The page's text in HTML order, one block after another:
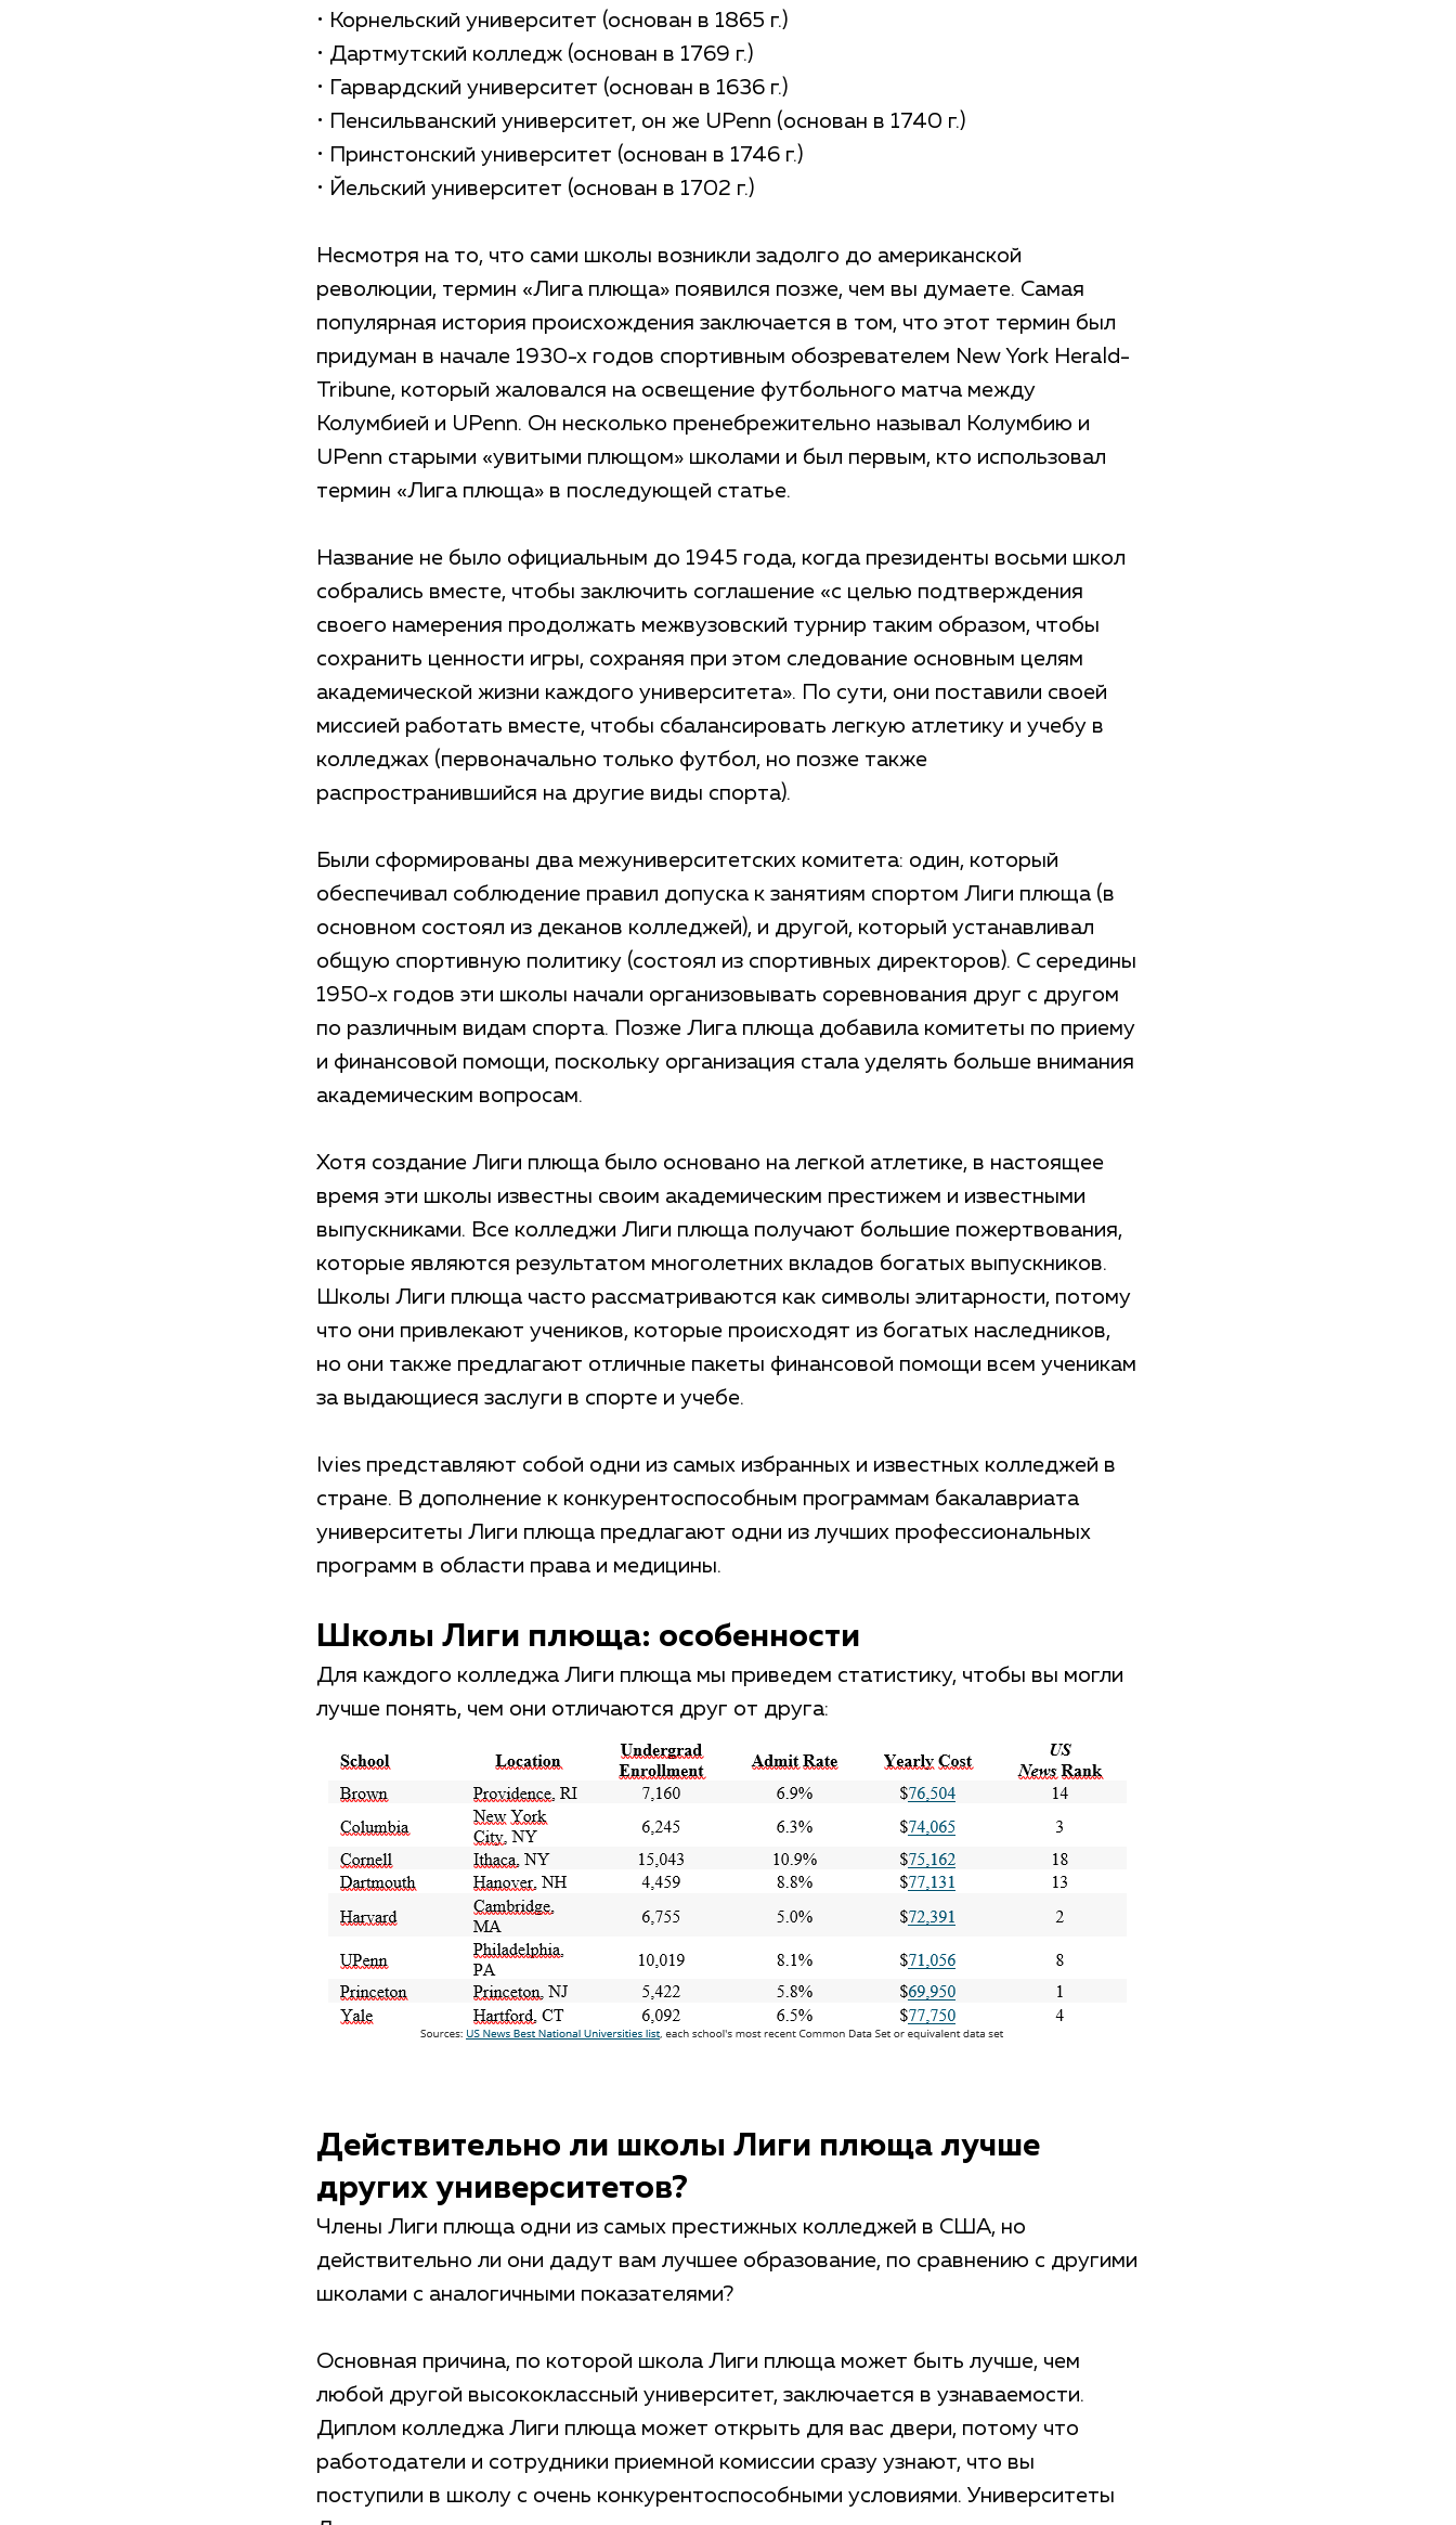
• Корнельский университет (основан в 1865 г.)
• Дартмутский колледж (основан в 1769 г.)
• Гарвардский университет (основан в 1636 г.)
• Пенсильванский университет, он же UPenn (основан в 1740 г.)
• Принстонский университет (основан в 1746 г.)
• Йельский университет (основан в 1702 г.)
Несмотря на то, что сами школы возникли задолго до американской
революции, термин «Лига плюща» появился позже, чем вы думаете. Самая
популярная история происхождения заключается в том, что этот термин был
придуман в начале 1930-х годов спортивным обозревателем New York Herald-
Tribune, который жаловался на освещение футбольного матча между
Колумбией и UPenn. Он несколько пренебрежительно называл Колумбию и
UPenn старыми «увитыми плющом» школами и был первым, кто использовал
термин «Лига плюща» в последующей статье.
Название не было официальным до 1945 года, когда президенты восьми школ
собрались вместе, чтобы заключить соглашение «с целью подтверждения
своего намерения продолжать межвузовский турнир таким образом, чтобы
сохранить ценности игры, сохраняя при этом следование основным целям
академической жизни каждого университета». По сути, они поставили своей
миссией работать вместе, чтобы сбалансировать легкую атлетику и учебу в
колледжах (первоначально только футбол, но позже также
распространившийся на другие виды спорта).
Были сформированы два межуниверситетских комитета: один, который
обеспечивал соблюдение правил допуска к занятиям спортом Лиги плюща (в
основном состоял из деканов колледжей), и другой, который устанавливал
общую спортивную политику (состоял из спортивных директоров). С середины
1950-х годов эти школы начали организовывать соревнования друг с другом
по различным видам спорта. Позже Лига плюща добавила комитеты по приему
и финансовой помощи, поскольку организация стала уделять больше внимания
академическим вопросам.
Хотя создание Лиги плюща было основано на легкой атлетике, в настоящее
время эти школы известны своим академическим престижем и известными
выпускниками. Все колледжи Лиги плюща получают большие пожертвования,
которые являются результатом многолетних вкладов богатых выпускников.
Школы Лиги плюща часто рассматриваются как символы элитарности, потому
что они привлекают учеников, которые происходят из богатых наследников,
но они также предлагают отличные пакеты финансовой помощи всем ученикам
за выдающиеся заслуги в спорте и учебе.
Ivies представляют собой одни из самых избранных и известных колледжей в
стране. В дополнение к конкурентоспособным программам бакалавриата
университеты Лиги плюща предлагают одни из лучших профессиональных
программ в области права и медицины.
Школы Лиги плюща: особенности
Для каждого колледжа Лиги плюща мы приведем статистику, чтобы вы могли
лучше понять, чем они отличаются друг от друга:
Действительно ли школы Лиги плюща лучше
других университетов?
Члены Лиги плюща одни из самых престижных колледжей в США, но
действительно ли они дадут вам лучшее образование, по сравнению с другими
школами с аналогичными показателями?
Основная причина, по которой школа Лиги плюща может быть лучше, чем
любой другой высококлассный университет, заключается в узнаваемости.
Диплом колледжа Лиги плюща может открыть для вас двери, потому что
работодатели и сотрудники приемной комиссии сразу узнают, что вы
поступили в школу с очень конкурентоспособными условиями. Университеты